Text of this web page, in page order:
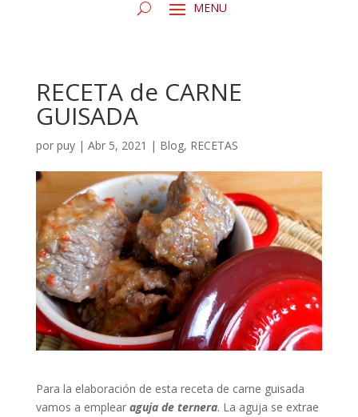
RECETA de CARNE
GUISADA
por puy| Abr 5, 2021 | Blog, RECETAS
Para la elaboración de esta receta de carne guisada
vamos a emplear aguja de ternera. La aguja se extrae